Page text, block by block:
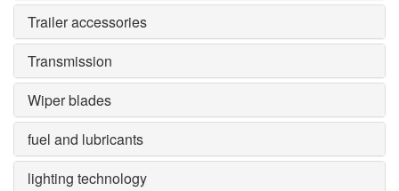
Trailer accessories
Transmission
Wiper blades
fuel and lubricants
lighting technology